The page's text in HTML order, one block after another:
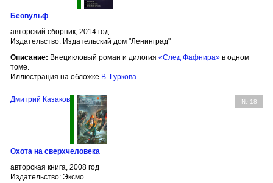
Беовульф
авторский сборник, 2014 год
Издательство: Издательский дом "Ленинград"
Описание: Внецикловый роман и дилогия «След Фафнира» в одном
томе.
Иллюстрация на обложке В. Гуркова.
№ 18
Дмитрий Казаков
Охота на сверхчеловека
авторская книга, 2008 год
Издательство: Эксмо